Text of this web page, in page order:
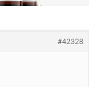
#42328